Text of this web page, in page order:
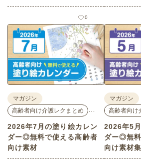
ご紹介します。人気で定番のお
花モチーフのイラストや秋の思
い出のイラストなど、使いやす
いレクリエーション素材満載で
す！商用フリーで無料のためお
気軽にさまざまなシーンでお使
いいただけます。
0
ご紹介しま
花モチーフ
い出のイラ
い素材満載
無料のため
シーンでお
マガジン
高齢者向け介護レクまとめ
2026年7月の塗り絵カレン
ダー◎無料で使える高齢者
向け素材
マガジン
高齢者向け
2026年5
ダー◎無
向け素材集